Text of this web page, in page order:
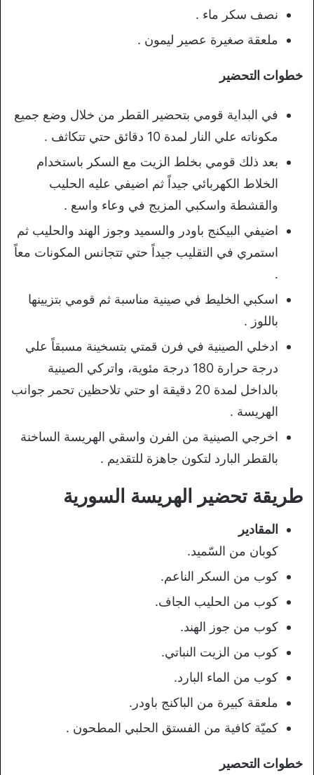
نصف سكر ماء .
ملعقة صغيرة عصير ليمون .
خطوات التحضير
في البداية قومي بتحضير القطر من خلال وضع جميع
مكوناته علي النار لمدة 10 دقائق حتي تتكاثف .
بعد ذلك قومي بخلط الزيت مع السكر باستخدام
الخلاط الكهربائي جيداً ثم اضيفي عليه الحليب
والقشطة واسكبي المزيج في وعاء واسع .
اضيفي البيكنج باودر والسميد وجوز الهند والحليب ثم
استمري في التقليب جيداً حتي تتجانس المكونات معاً
.
اسكبي الخليط في صينية مناسبة ثم قومي بتزيينها
باللوز .
ادخلي الصينية في فرن قمتي بتسخينة مسبقاً علي
درجة حرارة 180 درجة مئوية، واتركي الصينية
بالداخل لمدة 20 دقيقة او حتي تلاحظين تحمر جوانب
الهريسة .
اخرجي الصينية من الفرن واسقي الهريسة الساخنة
بالقطر البارد لتكون جاهزة للتقديم .
طريقة تحضير الهريسة السورية
المقادير
كوبان من السّميد.
كوب من السكر الناعم.
كوب من الحليب الجاف.
كوب من جوز الهند.
كوب من الزيت النباتي.
كوب من الماء البارد.
ملعقة كبيرة من الباكنج باودر.
كميّة كافية من الفستق الحلبي المطحون .
خطوات التحصير